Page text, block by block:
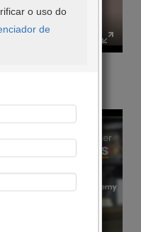
o uso do Style
o uso do
de